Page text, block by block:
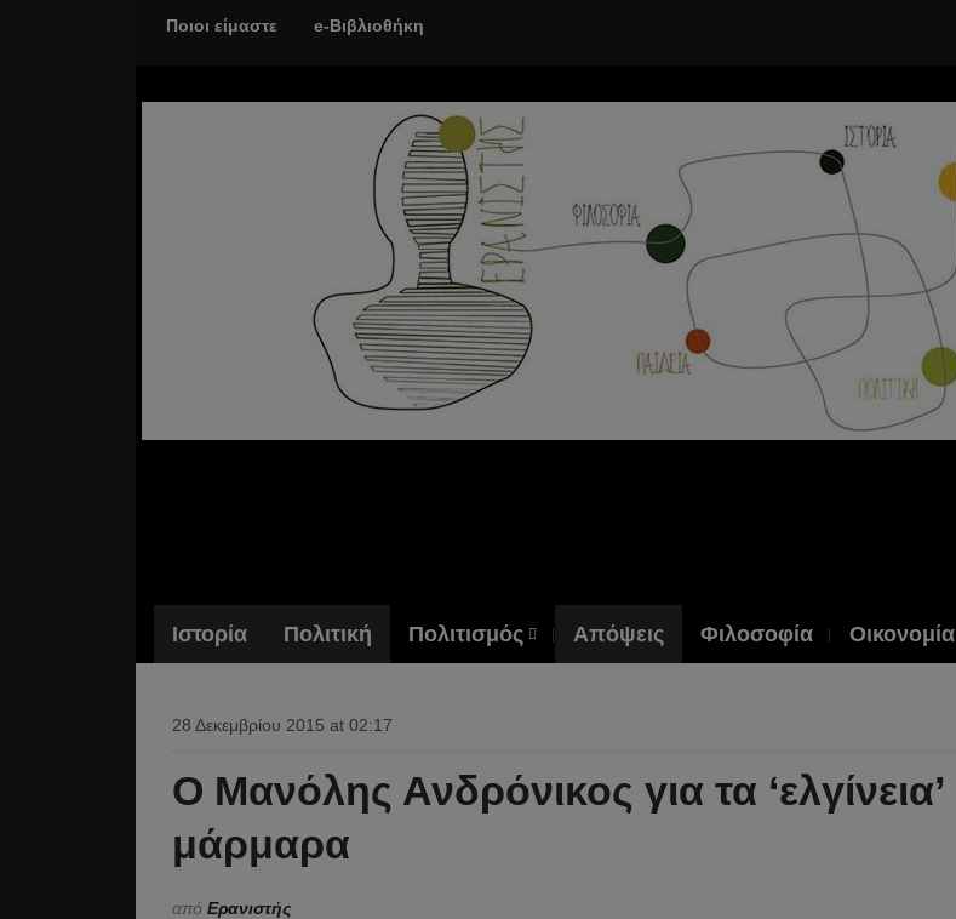
Ποιοι είμαστε e-Βιβλιοθήκη
Ιστορία Πολιτική Πολιτισμός Απόψεις Φιλοσοφία Οικονομία
28 Δεκεμβρίου 2015 at 02:17
Ο Μανόλης Ανδρόνικος για τα ‘ελγίνεια’
μάρμαρα
από Ερανιστής